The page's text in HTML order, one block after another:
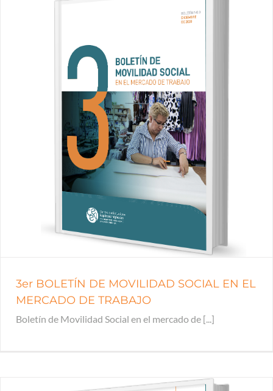
3er BOLETÍN DE MOVILIDAD SOCIAL EN EL
MERCADO DE TRABAJO
Boletín de Movilidad Social en el mercado de [...]